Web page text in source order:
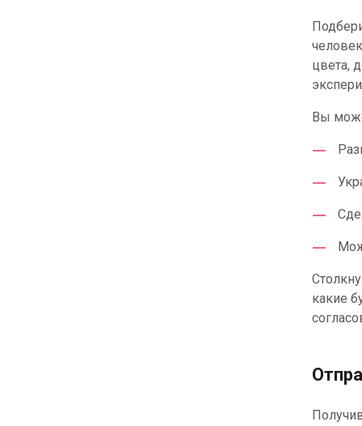
цвета,
Вы
какие